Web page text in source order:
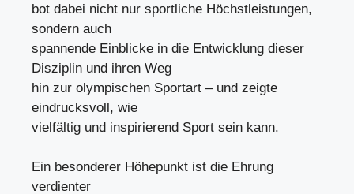
bot dabei nicht nur sportliche Höchstleistungen,
sondern auch
spannende Einblicke in die Entwicklung dieser
Disziplin und ihren Weg
hin zur olympischen Sportart – und zeigte
eindrucksvoll, wie
vielfältig und inspirierend Sport sein kann.
Ein besonderer Höhepunkt ist die Ehrung
verdienter